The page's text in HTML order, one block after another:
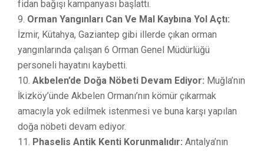
fidan bağışı kampanyası başlattı.
Orman Yangınları Can Ve Mal Kaybına Yol Açtı:
İzmir, Kütahya, Gaziantep gibi illerde çıkan orman
yangınlarında çalışan 6 Orman Genel Müdürlüğü
personeli hayatını kaybetti.
Akbelen’de Doğa Nöbeti Devam Ediyor: Muğla’nın
İkizköy’ünde Akbelen Ormanı’nın kömür çıkarmak
amacıyla yok edilmek istenmesi ve buna karşı yapılan
doğa nöbeti devam ediyor.
Phaselis Antik Kenti Korunmalıdır: Antalya’nın